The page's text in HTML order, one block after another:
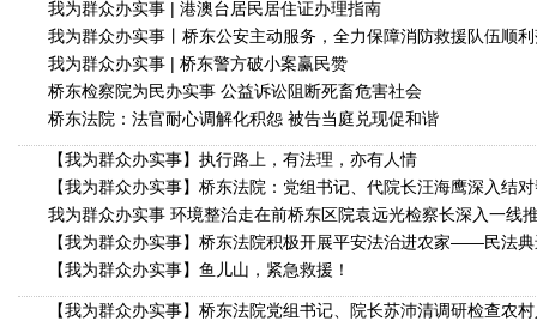
我为群众办实事 | 港澳台居民居住证办理指南
我为群众办实事丨桥东公安主动服务，全力保障消防救援队伍顺
我为群众办实事 | 桥东警方破小案赢民赞
桥东检察院为民办实事 公益诉讼阻断死畜危害社会
桥东法院：法官耐心调解化积怨 被告当庭兑现促和谐
【我为群众办实事】执行路上，有法理，亦有人情
【我为群众办实事】桥东法院：党组书记、代院长汪海鹰深入结
我为群众办实事 环境整治走在前桥东区院袁远光检察长深入一线
【我为群众办实事】桥东法院积极开展平安法治进农家——民法
【我为群众办实事】鱼儿山，紧急救援！
【我为群众办实事】桥东法院党组书记、院长苏沛清调研检查农